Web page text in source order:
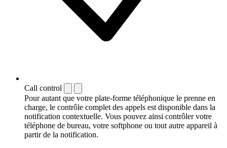
Call control
Pour autant que votre plate-forme téléphonique le prenne en
charge, le contrôle complet des appels est disponible dans la
notification contextuelle. Vous pouvez ainsi contrôler votre
téléphone de bureau, votre softphone ou tout autre appareil à
partir de la notification.